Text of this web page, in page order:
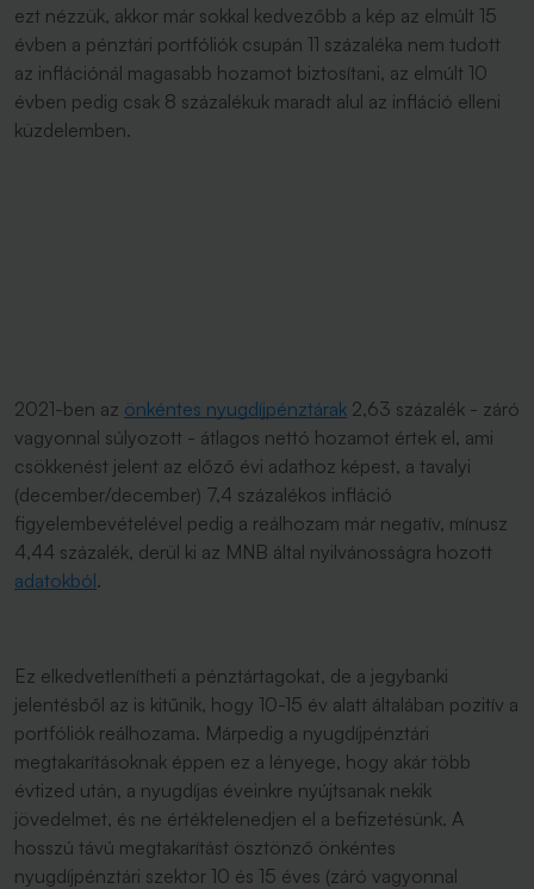
ezt nézzük, akkor már sokkal kedvezőbb a kép az elmúlt 15
évben a pénztári portfóliók csupán 11 százaléka nem tudott
az inflációnál magasabb hozamot biztosítani, az elmúlt 10
évben pedig csak 8 százalékuk maradt alul az infláció elleni
küzdelemben.
2021-ben az önkéntes nyugdíjpénztárak 2,63 százalék - záró
vagyonnal súlyozott - átlagos nettó hozamot értek el, ami
csökkenést jelent az előző évi adathoz képest, a tavalyi
(december/december) 7,4 százalékos infláció
figyelembevételével pedig a reálhozam már negatív, mínusz
4,44 százalék, derül ki az MNB által nyilvánosságra hozott
adatokból.
Ez elkedvetlenítheti a pénztártagokat, de a jegybanki
jelentésből az is kitűnik, hogy 10-15 év alatt általában pozitív a
portfóliók reálhozama. Márpedig a nyugdíjpénztári
megtakarításoknak éppen ez a lényege, hogy akár több
évtized után, a nyugdíjas éveinkre nyújtsanak nekik
jövedelmet, és ne értéktelenedjen el a befizetésünk. A
hosszú távú megtakarítást ösztönző önkéntes
nyugdíjpénztári szektor 10 és 15 éves (záró vagyonnal